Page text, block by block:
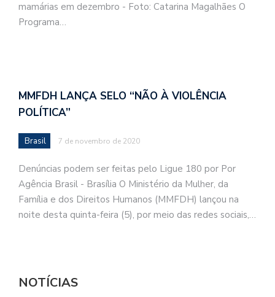
mamárias em dezembro - Foto: Catarina Magalhães O
Programa…
MMFDH LANÇA SELO “NÃO À VIOLÊNCIA
POLÍTICA”
Brasil 7 de novembro de 2020
Denúncias podem ser feitas pelo Ligue 180 por Por
Agência Brasil - Brasília O Ministério da Mulher, da
Família e dos Direitos Humanos (MMFDH) lançou na
noite desta quinta-feira (5), por meio das redes sociais,…
NOTÍCIAS